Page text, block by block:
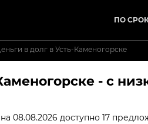
ПО
в долг в Усть-Каменогорске
- с
08.08.2026 доступно 17